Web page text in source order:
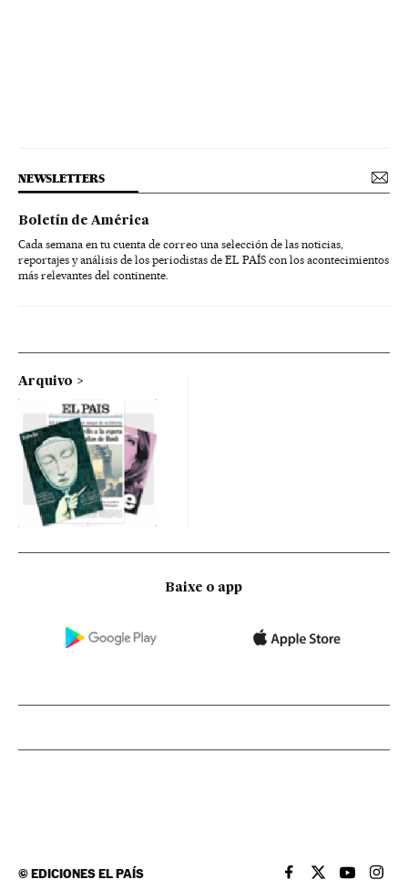
NEWSLETTERS
Boletín de América
Cada semana en tu cuenta de correo una selección de las noticias,
reportajes y análisis de los periodistas de EL PAÍS con los acontecimientos
más relevantes del continente.
Arquivo
Baixe o app
©EDICIONES EL PAÍS EL PAÍS BRASIL EN
EL PAÍSEL PAÍS
EL